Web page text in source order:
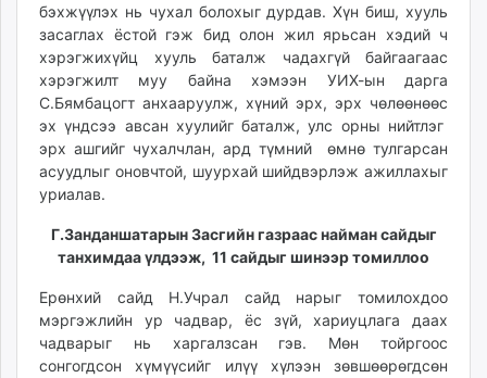
бэхжүүлэх нь чухал болохыг дурдав. Хүн биш, хууль
засаглах ёстой гэж бид олон жил ярьсан хэдий ч
хэрэгжихүйц хууль баталж чадахгүй байгаагаас
хэрэгжилт муу байна хэмээн УИХ-ын дарга
С.Бямбацогт анхааруулж, хүний эрх, эрх чөлөөнөөс
эх үндсээ авсан хуулийг баталж, улс орны нийтлэг
эрх ашгийг чухалчлан, ард түмний өмнө тулгарсан
асуудлыг оновчтой, шуурхай шийдвэрлэж ажиллахыг
уриалав.
Г.Занданшатарын Засгийн газраас найман сайдыг
танхимдаа үлдээж, 11 сайдыг шинээр томиллоо
Ерөнхий сайд Н.Учрал сайд нарыг томилохдоо
мэргэжлийн ур чадвар, ёс зүй, хариуцлага даах
чадварыг нь харгалзсан гэв. Мөн тойргоос
сонгогдсон хүмүүсийг илүү хүлээн зөвшөөрөгдсөн